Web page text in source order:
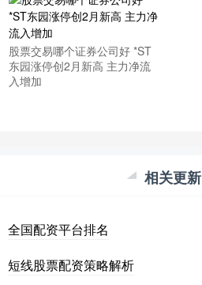
股票交易哪个证券公司好 *ST
东园涨停创2月新高 主力净流
入增加
相关更新
全国配资平台排名
短线股票配资策略解析